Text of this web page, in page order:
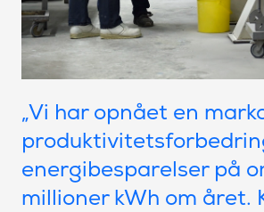
„Vi har opnået en
energibesparelser på
millioner kWh om året.